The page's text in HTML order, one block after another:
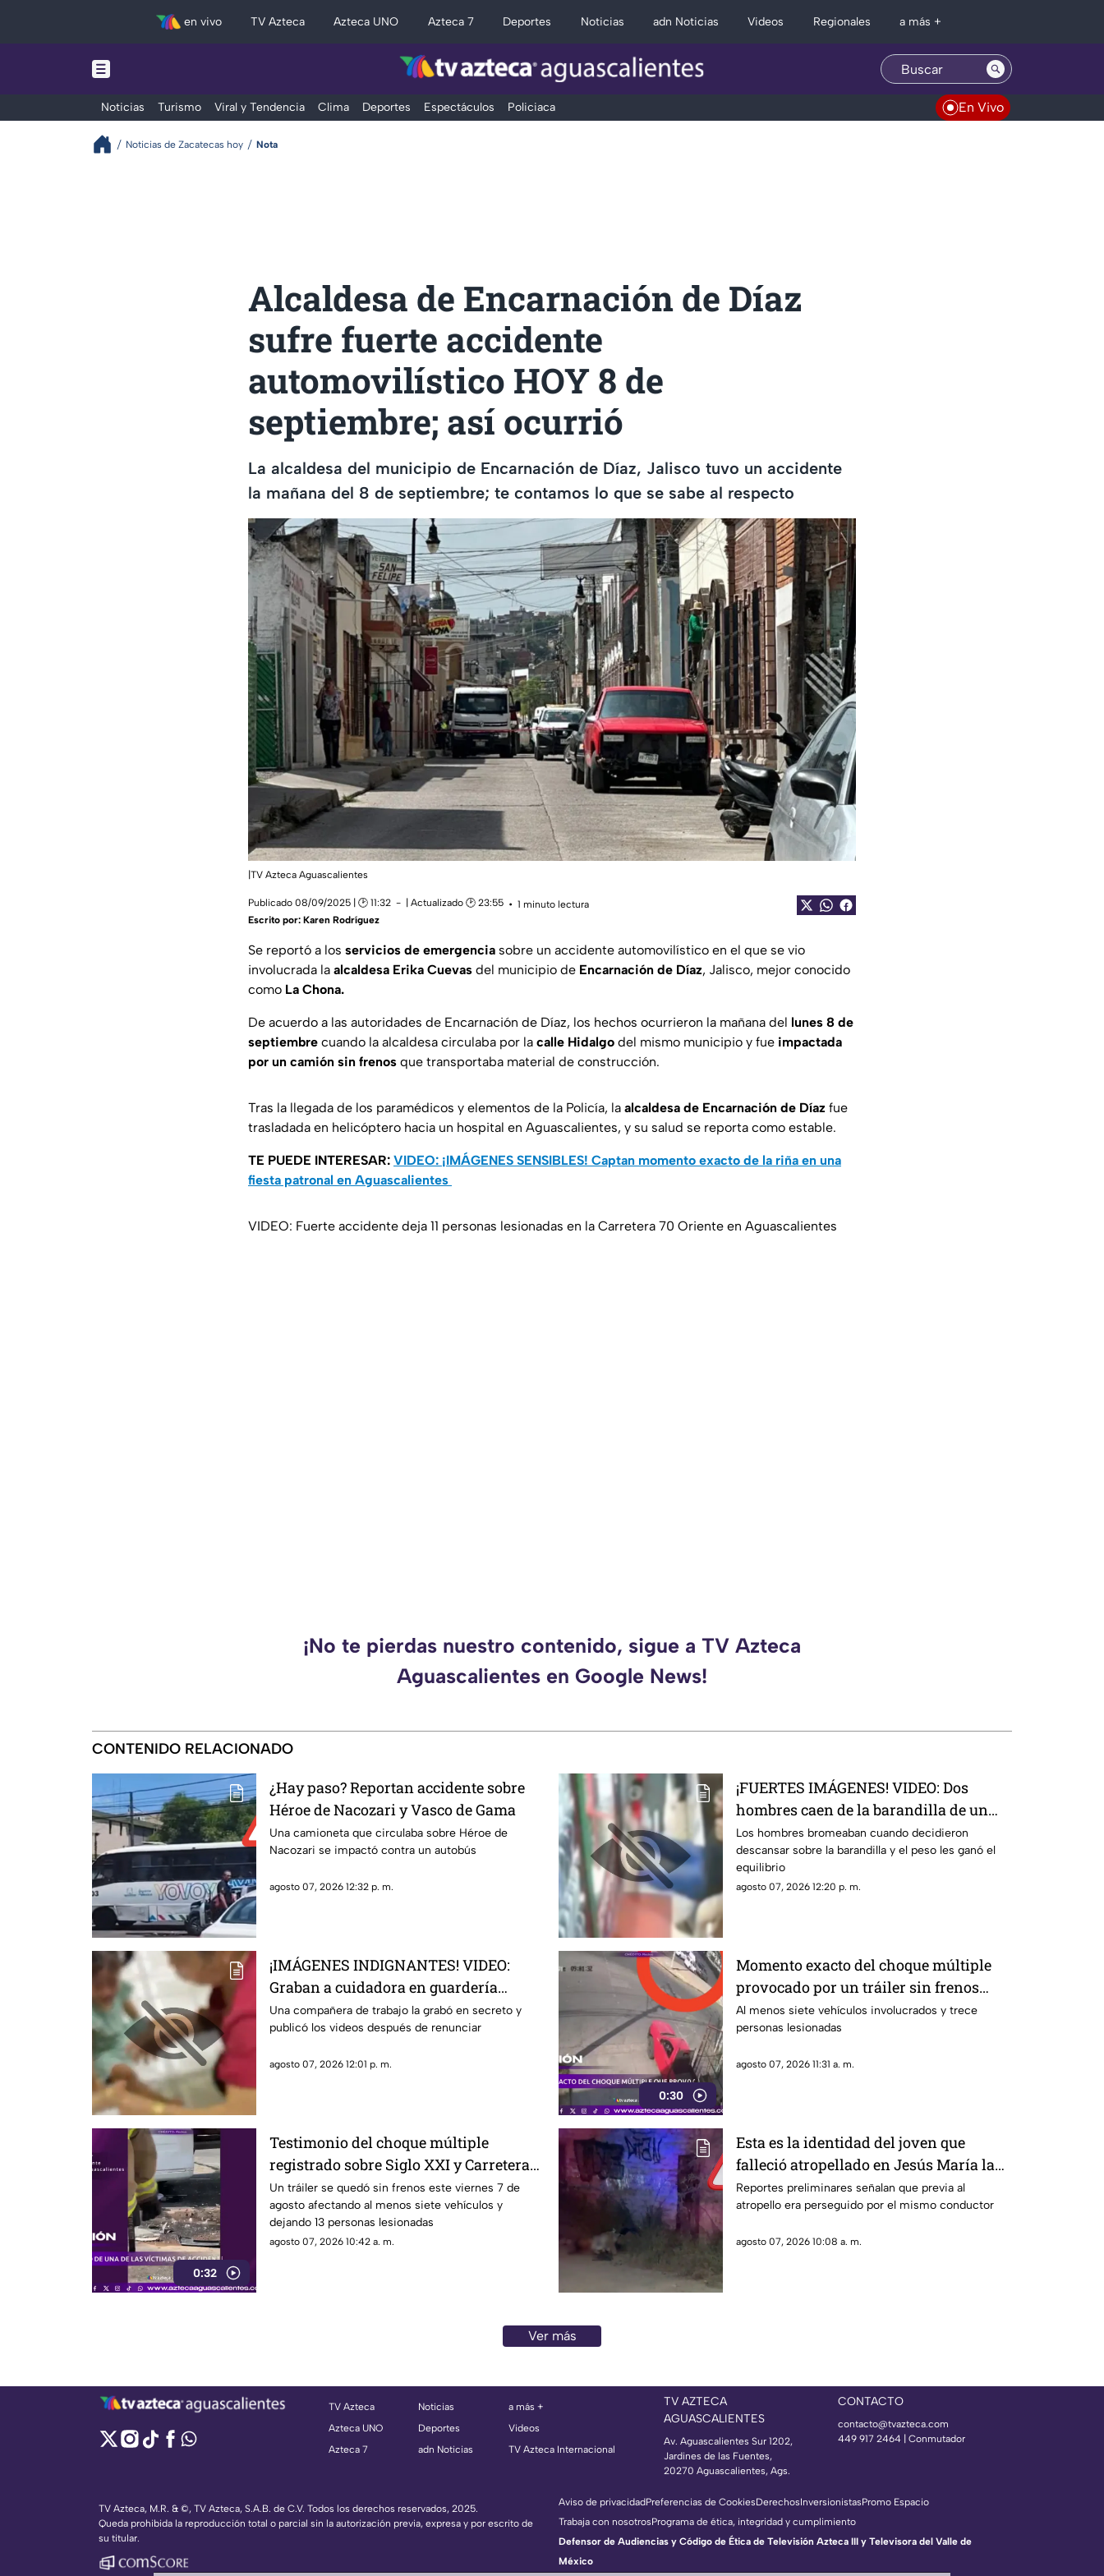
en vivo TV Azteca Azteca UNO Azteca 7 Deportes Noticias adn Noticias Videos Regionales a más +
Noticias Turismo Viral y Tendencia Clima Deportes Espectáculos Policiaca En Vivo
Noticias de Zacatecas hoy Nota
Alcaldesa de Encarnación de Díaz
sufre fuerte accidente
automovilístico HOY 8 de
septiembre; así ocurrió
La alcaldesa del municipio de Encarnación de Díaz, Jalisco tuvo un accidente
la mañana del 8 de septiembre; te contamos lo que se sabe al respecto
|TV Azteca Aguascalientes
Publicado 08/09/2025 | 🕑 11:32 | Actualizado 🕑 23:55
1 minuto lectura
Escrito por: Karen Rodríguez
Se reportó a los servicios de emergencia sobre un accidente automovilístico en el que se vio
involucrada la alcaldesa Erika Cuevas del municipio de Encarnación de Díaz, Jalisco, mejor conocido
como La Chona.
De acuerdo a las autoridades de Encarnación de Díaz, los hechos ocurrieron la mañana del lunes 8 de
septiembre cuando la alcaldesa circulaba por la calle Hidalgo del mismo municipio y fue impactada
por un camión sin frenos que transportaba material de construcción.
Tras la llegada de los paramédicos y elementos de la Policía, la alcaldesa de Encarnación de Díaz fue
trasladada en helicóptero hacia un hospital en Aguascalientes, y su salud se reporta como estable.
TE PUEDE INTERESAR: VIDEO: ¡IMÁGENES SENSIBLES! Captan momento exacto de la riña en una
fiesta patronal en Aguascalientes
VIDEO: Fuerte accidente deja 11 personas lesionadas en la Carretera 70 Oriente en Aguascalientes
¡No te pierdas nuestro contenido, sigue a TV Azteca
Aguascalientes en Google News!
CONTENIDO RELACIONADO
¿Hay paso? Reportan accidente sobre
Héroe de Nacozari y Vasco de Gama
Una camioneta que circulaba sobre Héroe de
Nacozari se impactó contra un autobús
agosto 07, 2026 12:32 p. m.
¡FUERTES IMÁGENES! VIDEO: Dos
hombres caen de la barandilla de un
mercado tras perder el equilibrio
cuando uno cargaba el otro; ambos
fallecieron
Los hombres bromeaban cuando decidieron
descansar sobre la barandilla y el peso les ganó el
equilibrio
agosto 07, 2026 12:20 p. m.
¡IMÁGENES INDIGNANTES! VIDEO:
Graban a cuidadora en guardería
maltratando y torturando a los niños
Una compañera de trabajo la grabó en secreto y
publicó los videos después de renunciar
agosto 07, 2026 12:01 p. m.
0:30
Momento exacto del choque múltiple
provocado por un tráiler sin frenos
HOY 7 de agosto en Aguascalientes
Al menos siete vehículos involucrados y trece
personas lesionadas
agosto 07, 2026 11:31 a. m.
0:32
Testimonio del choque múltiple
registrado sobre Siglo XXI y Carretera
federal 70 Poniente HOY 7 de agosto
Un tráiler se quedó sin frenos este viernes 7 de
agosto afectando al menos siete vehículos y
dejando 13 personas lesionadas
agosto 07, 2026 10:42 a. m.
Esta es la identidad del joven que
falleció atropellado en Jesús María la
noche del 6 de agosto
Reportes preliminares señalan que previa al
atropello era perseguido por el mismo conductor
agosto 07, 2026 10:08 a. m.
Ver más
TV Azteca
Azteca UNO
Azteca 7
Noticias
Deportes
adn Noticias
a más +
Videos
TV Azteca Internacional
TV AZTECA
AGUASCALIENTES
Av. Aguascalientes Sur 1202,
Jardines de las Fuentes,
20270 Aguascalientes, Ags.
CONTACTO
contacto@tvazteca.com
449 917 2464 | Conmutador
TV Azteca, M.R. & ©, TV Azteca, S.A.B. de C.V. Todos los derechos reservados, 2025.
Queda prohibida la reproducción total o parcial sin la autorización previa, expresa y por escrito de
su titular.
Aviso de privacidadPreferencias de CookiesDerechosInversionistasPromo Espacio
Trabaja con nosotrosPrograma de ética, integridad y cumplimiento
Defensor de Audiencias y Código de Ética de Televisión Azteca III y Televisora del Valle de
México